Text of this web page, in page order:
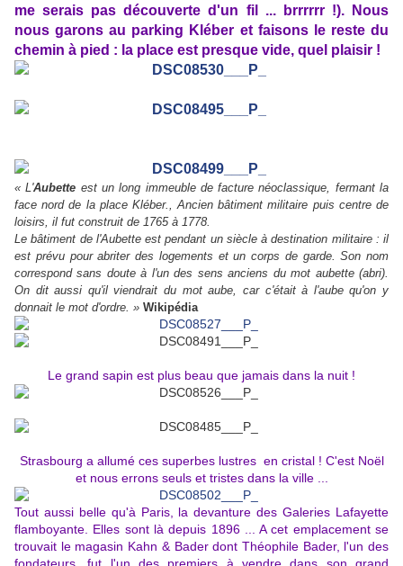
me serais pas découverte d'un fil ... brrrrrr !). Nous
nous garons au parking Kléber et faisons le reste du
chemin à pied : la place est presque vide, quel plaisir !
« L'Aubette est un long immeuble de facture néoclassique, fermant la
face nord de la place Kléber., Ancien bâtiment militaire puis centre de
loisirs, il fut construit de 1765 à 1778.
Le bâtiment de l'Aubette est pendant un siècle à destination militaire : il
est prévu pour abriter des logements et un corps de garde. Son nom
correspond sans doute à l'un des sens anciens du mot aubette (abri).
On dit aussi qu'il viendrait du mot aube, car c'était à l'aube qu'on y
donnait le mot d'ordre. » Wikipédia
Le grand sapin est plus beau que jamais dans la nuit !
Strasbourg a allumé ces superbes lustres en cristal ! C'est Noël
et nous errons seuls et tristes dans la ville ...
Tout aussi belle qu'à Paris, la devanture des Galeries Lafayette
flamboyante. Elles sont là depuis 1896 ... A cet emplacement se
trouvait le magasin Kahn & Bader dont Théophile Bader, l'un des